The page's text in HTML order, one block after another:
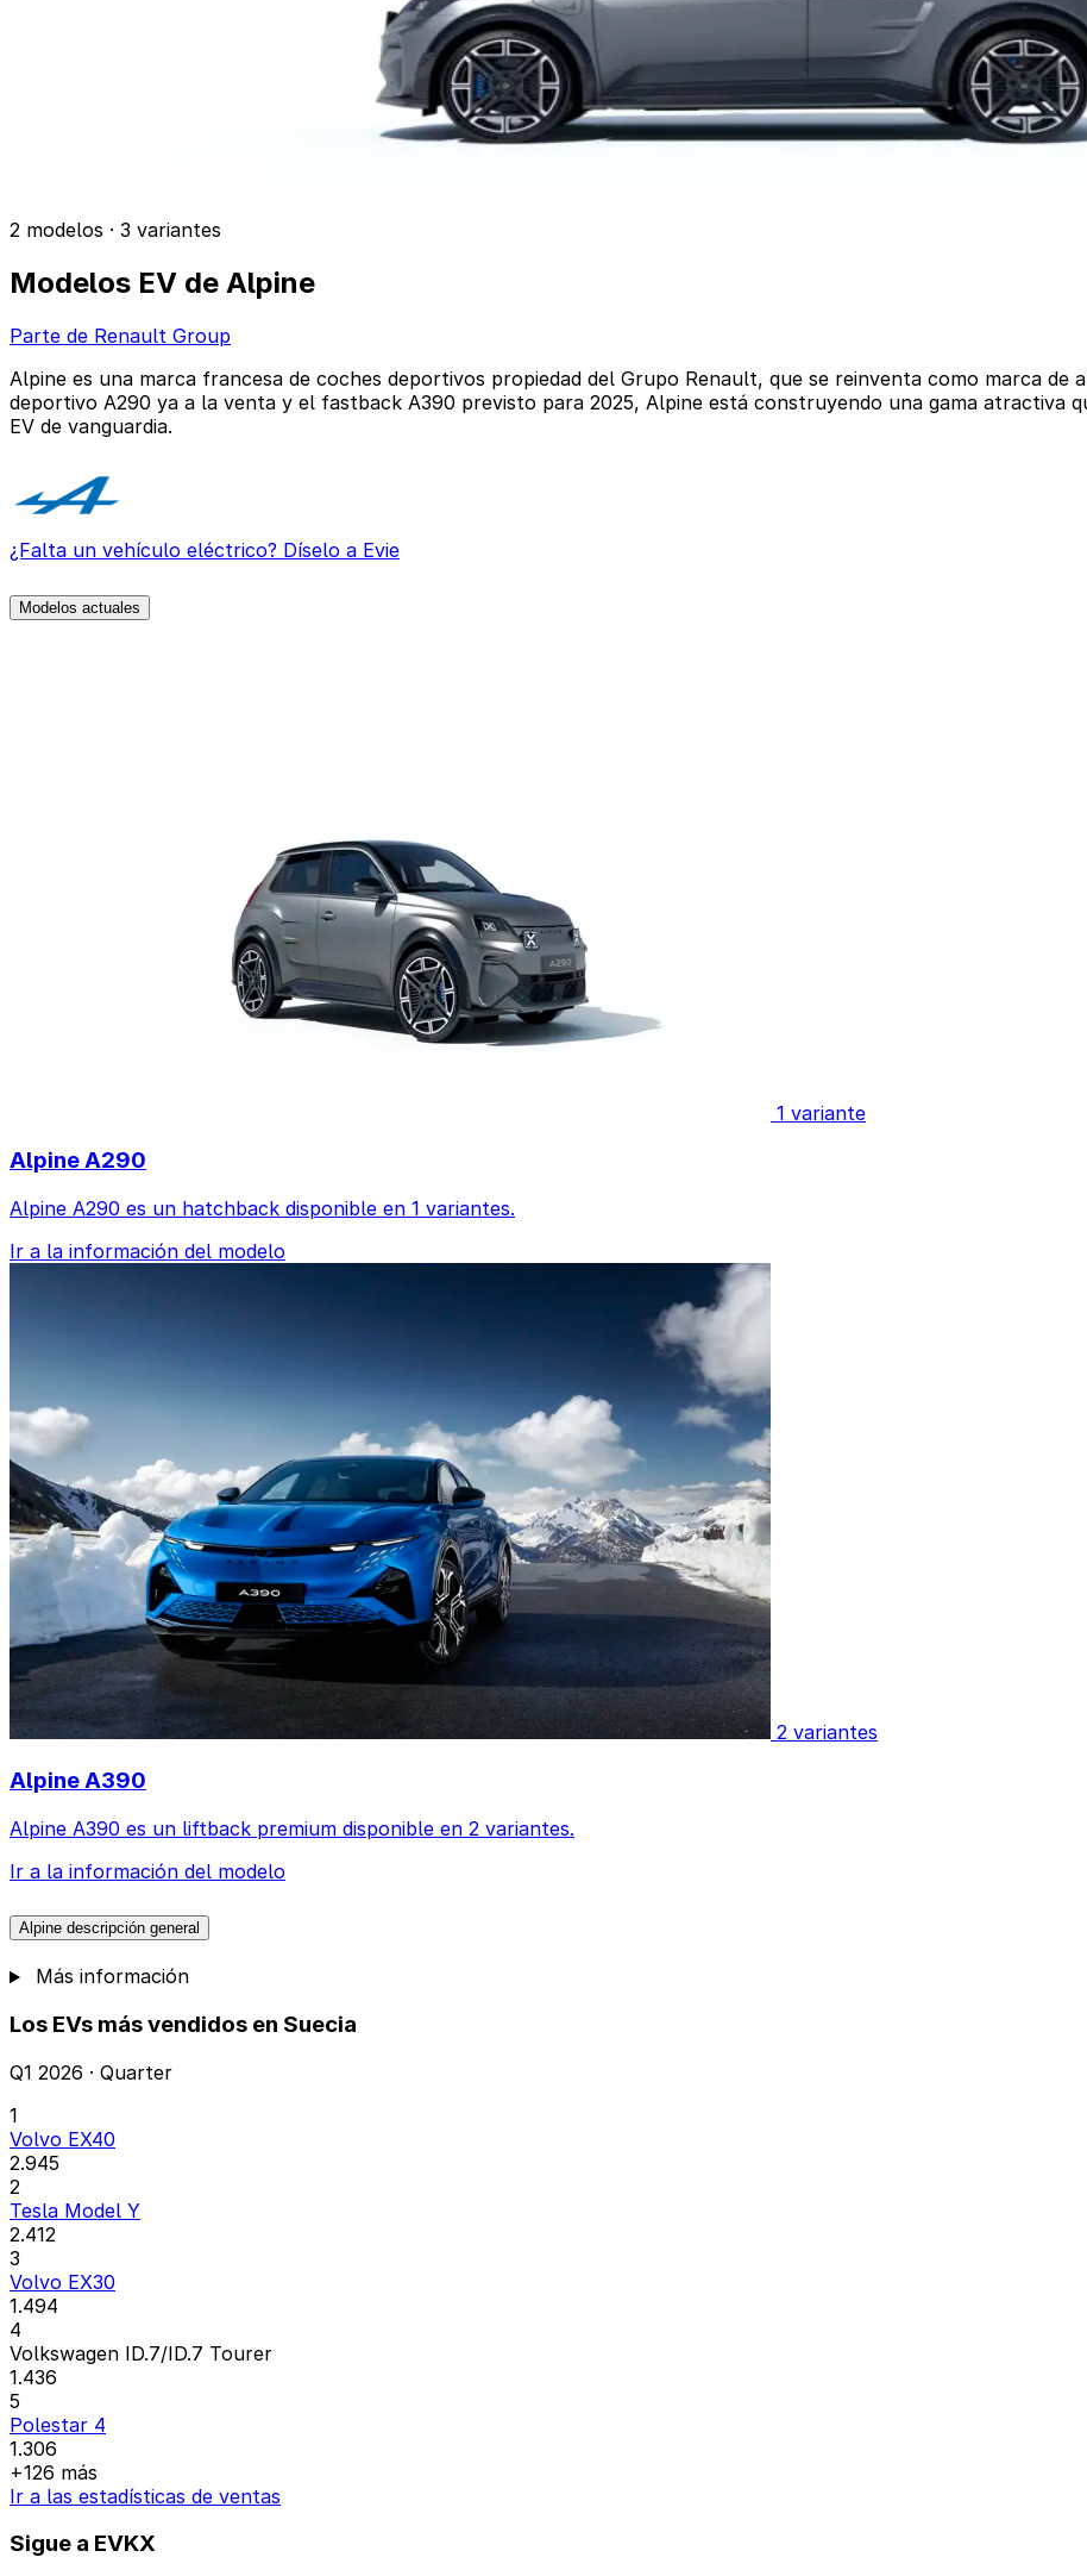
2 modelos · 3 variantes
Modelos EV de Alpine
Parte de Renault Group
Alpine es una marca francesa de coches deportivos propiedad del Grupo Renault, que se reinventa como marca
deportivo A290 ya a la venta y el fastback A390 previsto para 2025, Alpine está construyendo una gama atractiva
EV de vanguardia.
¿Falta un vehículo eléctrico? Díselo a Evie
Modelos actuales
1 variante
Alpine A290
Alpine A290 es un hatchback disponible en 1 variantes.
Ir a la información del modelo
2 variantes
Alpine A390
Alpine A390 es un liftback premium disponible en 2 variantes.
Ir a la información del modelo
Alpine descripción general
Más información
Los EVs más vendidos en Suecia
Q1 2026 · Quarter
1
Volvo EX40
2.945
2
Tesla Model Y
2.412
3
Volvo EX30
1.494
4
Volkswagen ID.7/ID.7 Tourer
1.436
5
Polestar 4
1.306
+126 más
Ir a las estadísticas de ventas
Sigue a EVKX